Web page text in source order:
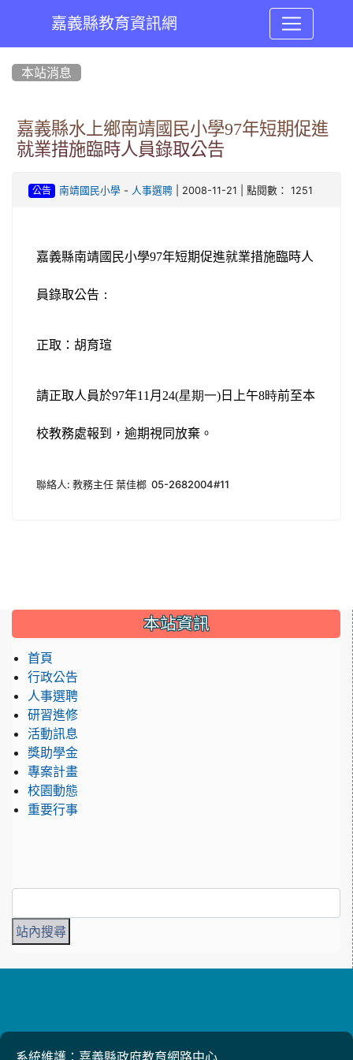
嘉義縣教育資訊網
本站消息
嘉義縣水上鄉南靖國民小學97年短期促進
就業措施臨時人員錄取公告
公告 南靖國民小學- 人事選聘| 2008-11-21 | 點閱數： 1251
嘉義縣南靖國民小學97年短期促進就業措施臨時人
員錄取公告 ：
正取：胡育瑄
請正取人員於97年11 月 24(星期一) 日上午8時前至本
校教務處報到，逾期視同放棄。
聯絡人: 教務主任 葉佳榔 05-2682004#11
::: 本站資訊
首頁
行政公告
人事選聘
研習進修
活動訊息
獎助學金
專案計畫
校園動態
重要行事
系統維護：嘉義縣政府教育網路中心